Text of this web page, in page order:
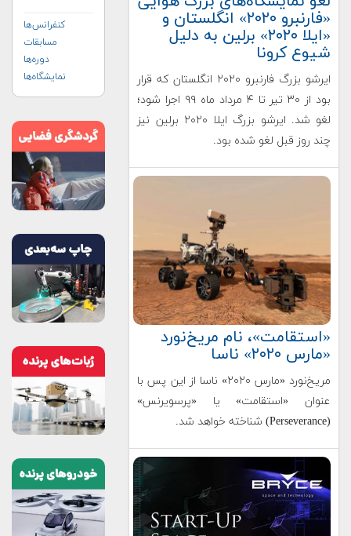
«فارنبرو ۲۰۲۰» انگلستان و
«ایلا ۲۰۲۰» برلین به دلیل
شیوع کرونا
ایرشو بزرگ فارنبرو ۲۰۲۰ انگلستان که قرار
بود از ۳۰ تیر تا ۴ مرداد ماه ۹۹ اجرا شود؛
لغو شد. ایرشو بزرگ ایلا ۲۰۲۰ برلین نیز
چند روز قبل لغو شده بود.
«استقامت»، نام مریخ‌نورد
«مارس ۲۰۲۰» ناسا
مریخ‌نورد «مارس ۲۰۲۰» ناسا از این پس با
عنوان «استقامت» یا «پرسویرنس»
(Perseverance) شناخته خواهد شد.
کنفرانس‌ها
مسابقات
دوره‌ها
نمایشگاه‌ها